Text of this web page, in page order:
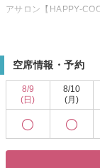
アサロン【HAPPY-
で、気になることも細
届けする美のためのく
を、しっかり体験して
【ご新規様もお気軽
も嬉しい♪クチコミで
空席情報・予約
8/9
(日)
8/10
(月)